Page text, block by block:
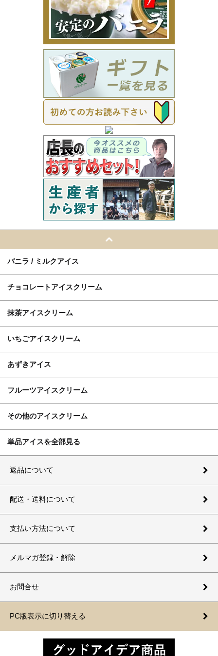
バニラ / ミルクアイス
チョコレートアイスクリーム
抹茶アイスクリーム
いちごアイスクリーム
あずきアイス
フルーツアイスクリーム
その他のアイスクリーム
単品アイスを全部見る
返品について
配送・送料について
支払い方法について
メルマガ登録・解除
お問合せ
PC版表示に切り替える